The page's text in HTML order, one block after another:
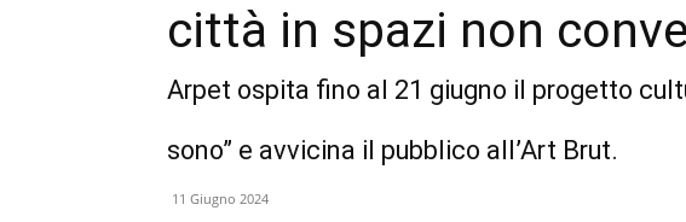
città in spazi non
Arpet ospita fino al 21 giugno il progetto
sono” e avvicina il pubblico all’Art Brut.
11 Giugno 2024